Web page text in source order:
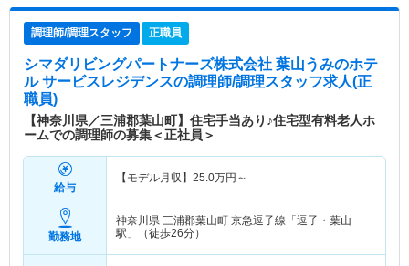
調理師/調理スタッフ 正職員
シマダリビングパートナーズ株式会社 葉山うみのホテ
ル サービスレジデンスの調理師/調理スタッフ求人(正
職員)
【神奈川県／三浦郡葉山町】住宅手当あり♪住宅型有料老人ホ
ームでの調理師の募集＜正社員＞
給与
【モデル月収】 25.0万円～
勤務地
神奈川県 三浦郡葉山町 京急逗子線「逗子・葉山
駅」（徒歩26分）